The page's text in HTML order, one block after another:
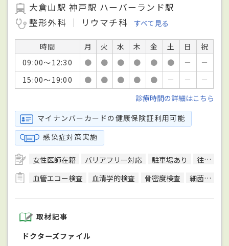
大倉山駅 神戸駅 ハーバーランド駅
整形外科
リウマチ科 すべて見る
時間 月 火 水 木 金 土 日
祝
09:00～12:30
● ● ● ● ● ● －
－
15:00～19:00
● ● ● ● ● － －
－
診療時間の詳細はこちら
マイナンバーカードの健康保険証利用可能
感染症対策実施
女性医師在籍 バリアフリー対応 駐車場あり 往診可
血管エコー検査
血清学的検査 骨密度検査 細菌検査
取材記事
ドクターズファイル